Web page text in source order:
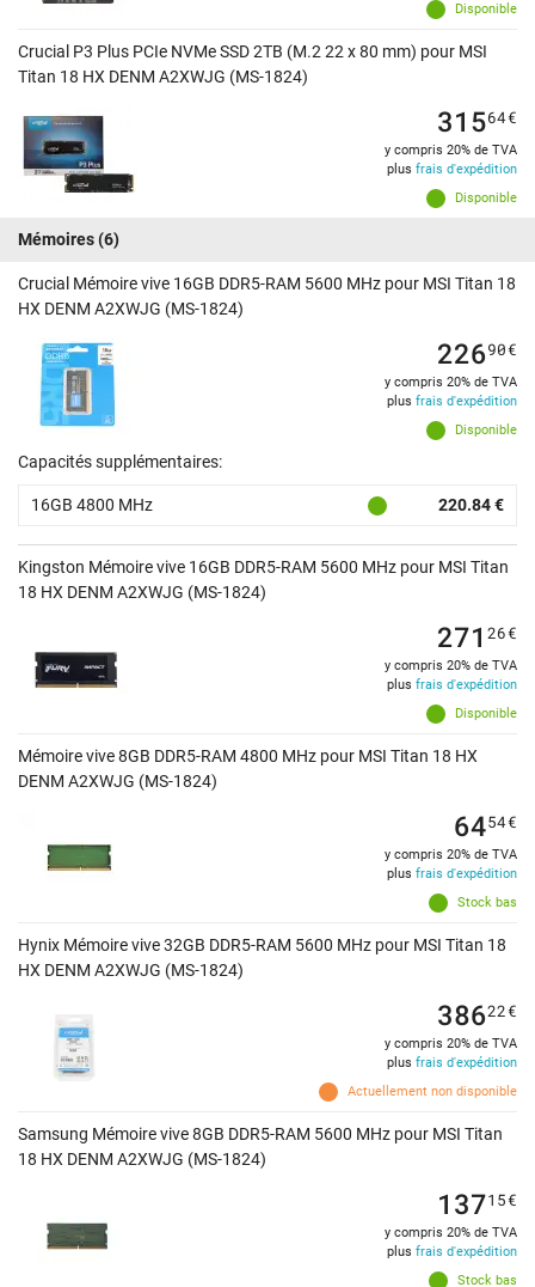
Disponible
Crucial P3 Plus PCIe NVMe SSD 2TB (M.2 22 x 80 mm) pour MSI
Titan 18 HX DENM A2XWJG (MS-1824)
Disponible
31564€
y compris 20% de TVA
plus frais d'expédition
Mémoires(6)
Crucial Mémoire vive 16GB DDR5-RAM 5600 MHz pour MSI Titan 18
HX DENM A2XWJG (MS-1824)
Disponible
22690€
y compris 20% de TVA
plus frais d'expédition
Capacités supplémentaires:
16GB 4800 MHz 220.84 €
Kingston Mémoire vive 16GB DDR5-RAM 5600 MHz pour MSI Titan
18 HX DENM A2XWJG (MS-1824)
Disponible
271 26€
y compris 20% de TVA
plus frais d'expédition
Mémoire vive 8GB DDR5-RAM 4800 MHz pour MSI Titan 18 HX
DENM A2XWJG (MS-1824)
Stock bas
6454€
y compris 20% de TVA
plus frais d'expédition
Hynix Mémoire vive 32GB DDR5-RAM 5600 MHz pour MSI Titan 18
HX DENM A2XWJG (MS-1824)
Actuellement non disponible
38622€
y compris 20% de TVA
plus frais d'expédition
Samsung Mémoire vive 8GB DDR5-RAM 5600 MHz pour MSI Titan
18 HX DENM A2XWJG (MS-1824)
Stock bas
13715€
y compris 20% de TVA
plus frais d'expédition